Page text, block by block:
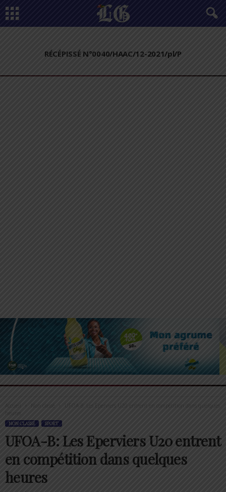
RÉCÉPISSÉ N°0040/HAAC/12-2021/pl/P
Accueil
UFOA-B: Les Eperviers U20 entrent en compétition dans quelques
heures
NON CLASSÉ SPORT
UFOA-B: Les Eperviers U20 entrent
en compétition dans quelques
heures